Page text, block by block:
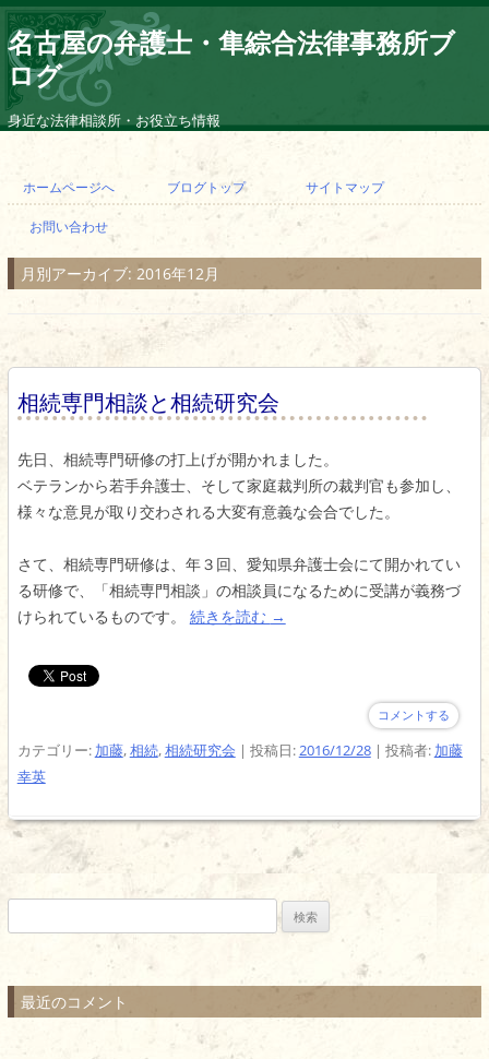
名古屋の弁護士・隼綜合法律事務所ブ
ログ
身近な法律相談所・お役立ち情報
ン
テ
ン
ス
ッ
ホームページへ ブログトップ サイトマップ
お問い合わせ
月別アーカイブ: 2016年12月
相続専門相談と相続研究会
先日、相続専門研修の打上げが開かれました。
ベテランから若手弁護士、そして家庭裁判所の裁判官も参加し、
様々な意見が取り交わされる大変有意義な会合でした。
さて、相続専門研修は、年３回、愛知県弁護士会にて開かれてい
る研修で、「相続専門相談」の相談員になるために受講が義務づ
けられているものです。 続きを読む →
コメントする
カテゴリー: 加藤,相続,相続研究会 | 投稿日:2016/12/28| 投稿者: 加藤
幸英
索:
最近のコメント